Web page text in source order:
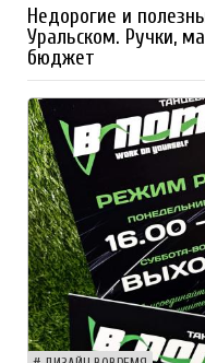
Недорогие и
Уральском. Ручки,
бюджет